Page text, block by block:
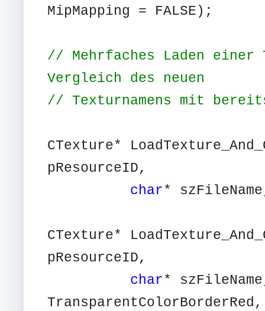
MipMapping = FALSE);
// Mehrfaches Laden
Vergleich des neuen
// Texturnamens mit
CTexture*
pResourceID,
char*
CTexture*
pResourceID,
char*
TransparentColorBorderRed,